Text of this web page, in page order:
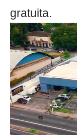
gratuita.